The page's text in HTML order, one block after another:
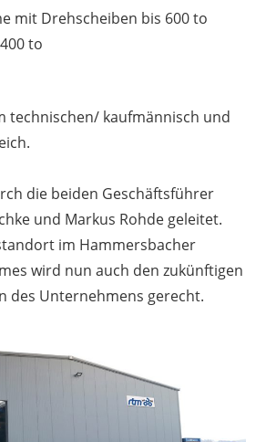
mit Drehscheiben bis 600 to
to
technischen/ kaufmännisch und
die beiden Geschäftsführer
und Markus Rohde geleitet.
im Hammersbacher
wird nun auch den zukünftigen
des Unternehmens gerecht.